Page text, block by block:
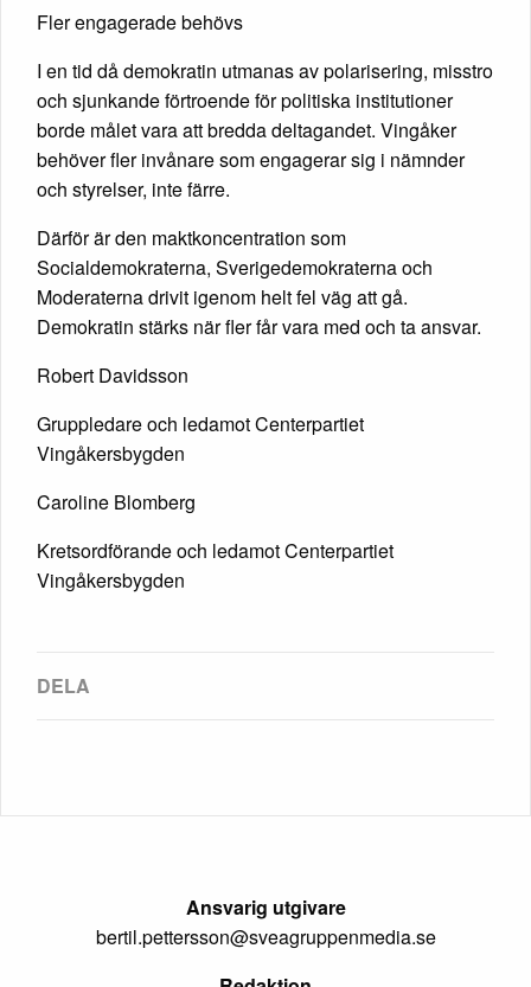
Fler engagerade behövs
I en tid då demokratin utmanas av polarisering, misstro
och sjunkande förtroende för politiska institutioner
borde målet vara att bredda deltagandet. Vingåker
behöver fler invånare som engagerar sig i nämnder
och styrelser, inte färre.
Därför är den maktkoncentration som
Socialdemokraterna, Sverigedemokraterna och
Moderaterna drivit igenom helt fel väg att gå.
Demokratin stärks när fler får vara med och ta ansvar.
Robert Davidsson
Gruppledare och ledamot Centerpartiet
Vingåkersbygden
Caroline Blomberg
Kretsordförande och ledamot Centerpartiet
Vingåkersbygden
Ansvarig utgivare
bertil.pettersson@sveagruppenmedia.se